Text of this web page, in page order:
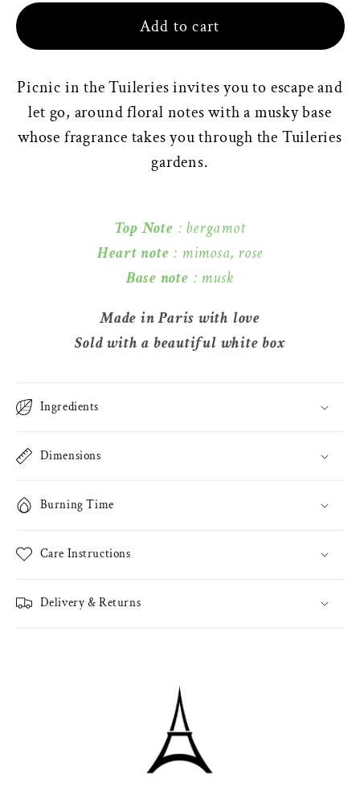
Add to cart
Picnic in the Tuileries invites you to escape and
let go, around floral notes with a musky base
whose fragrance takes you through the Tuileries
gardens.
Top Note : bergamot
Heart note : mimosa, rose
Base note : musk
Made in Paris with love
Sold with a beautiful white box
Ingredients
Dimensions
Burning Time
Care Instructions
Delivery & Returns